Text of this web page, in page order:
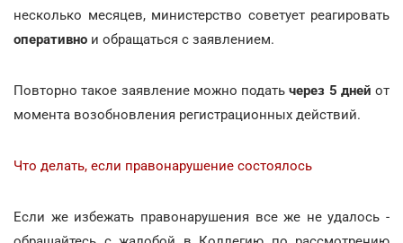
несколько месяцев, министерство советует реагировать
оперативно и обращаться с заявлением.
Повторно такое заявление можно подать через 5 дней от
момента возобновления регистрационных действий.
Что делать, если правонарушение состоялось
Если же избежать правонарушения все же не удалось -